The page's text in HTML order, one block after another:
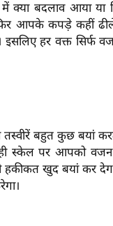
क्या बदलाव आया या
आपके कपड़े कहीं ढीले
हर वक्त सिर्फ
बहुत कुछ बयां
स्केल पर आपको वजन
खुद बयां कर